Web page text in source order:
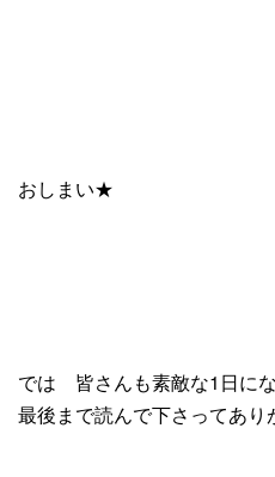
おしまい★
では 皆さんも素敵な1日に
最後まで読んで下さってあり